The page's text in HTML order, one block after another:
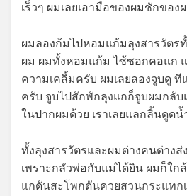
เร็วๆ ผมเลยเอามือของผมชักของ
ผมลองก้มไปหอมแก้มลุงสารวัตร
ผม ผมทั้งหอมแก้ม ไซ้ซอกคอแก
ความเคลิ้มครับ ผมเลยลองจูบดู ที
ครับ จูบไปสักพักลุงแกก็จูบผมกลั
ในปากผมด้วย เราเลยแลกลิ้นดูดน้
ทั้งลุงสารวัตรและผมต่างคนต่างส่
เพราะกลัวพ่อกับแม่ได้ยิน ผมก็ใก
แกดันสะโพกดันควยสวนกระแทก